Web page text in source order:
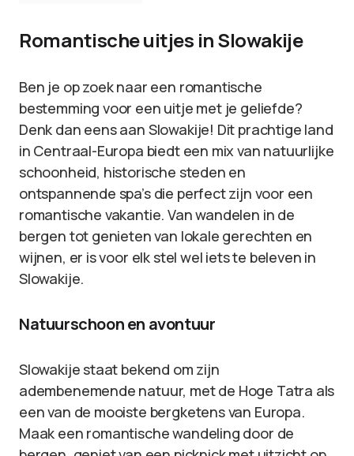
Romantische uitjes in Slowakije
Ben je op zoek naar een romantische
bestemming voor een uitje met je geliefde?
Denk dan eens aan Slowakije! Dit prachtige land
in Centraal-Europa biedt een mix van natuurlijke
schoonheid, historische steden en
ontspannende spa’s die perfect zijn voor een
romantische vakantie. Van wandelen in de
bergen tot genieten van lokale gerechten en
wijnen, er is voor elk stel wel iets te beleven in
Slowakije.
Natuurschoon en avontuur
Slowakije staat bekend om zijn
adembenemende natuur, met de Hoge Tatra als
een van de mooiste bergketens van Europa.
Maak een romantische wandeling door de